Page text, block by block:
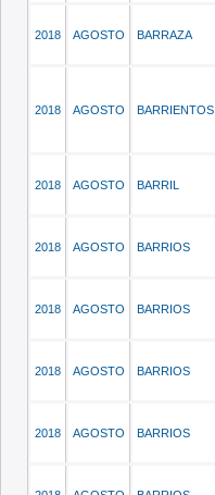
2018 AGOSTO BARRAZA
2018 AGOSTO BARRIENTOS
2018 AGOSTO BARRIL
2018 AGOSTO BARRIOS
2018 AGOSTO BARRIOS
2018 AGOSTO BARRIOS
2018 AGOSTO BARRIOS